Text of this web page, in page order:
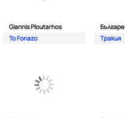
Giannis Ploutarhos
To Fonazo
Българе
Тракия